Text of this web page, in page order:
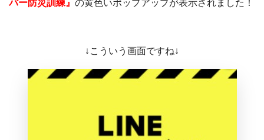
バー防災訓練』 の黄色いポップアップが表示されました！
↓こういう画面ですね↓